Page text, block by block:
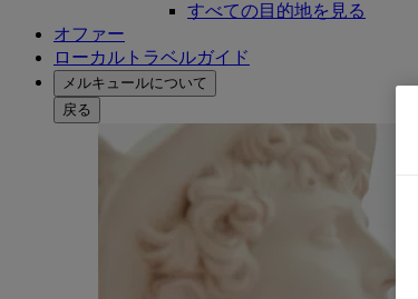
すべての目的地を見る
オファー
ローカルトラベルガイド
メルキュールについて
戻る